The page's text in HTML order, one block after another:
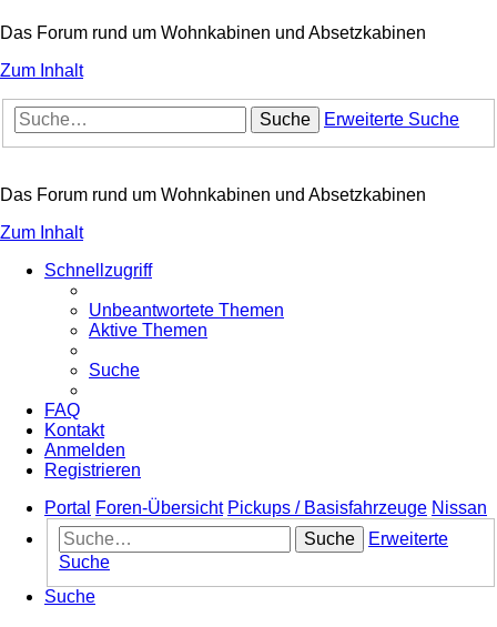
Das Forum rund um Wohnkabinen und Absetzkabinen
Zum Inhalt
Suche Erweiterte Suche
Das Forum rund um Wohnkabinen und Absetzkabinen
Zum Inhalt
Schnellzugriff
Unbeantwortete Themen
Aktive Themen
Suche
FAQ
Kontakt
Anmelden
Registrieren
Portal
Foren-Übersicht Pickups / Basisfahrzeuge Nissan
Suche
Erweiterte
Suche
Suche